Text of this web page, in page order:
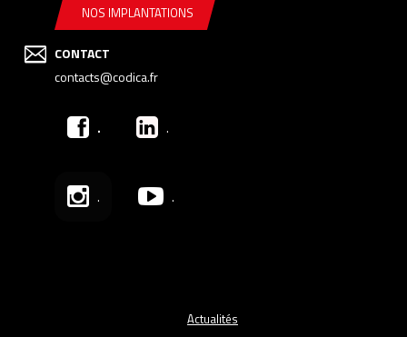
NOS IMPLANTATIONS
CONTACT
contacts@codica.fr
. .
. .
Actualités